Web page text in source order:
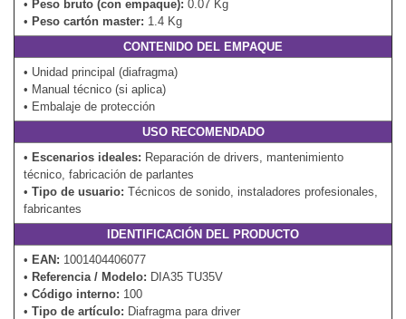
• Peso bruto (con empaque): 0.07 Kg
• Peso cartón master: 1.4 Kg
CONTENIDO DEL EMPAQUE
• Unidad principal (diafragma)
• Manual técnico (si aplica)
• Embalaje de protección
USO RECOMENDADO
• Escenarios ideales: Reparación de drivers, mantenimiento
técnico, fabricación de parlantes
• Tipo de usuario: Técnicos de sonido, instaladores profesionales,
fabricantes
IDENTIFICACIÓN DEL PRODUCTO
• EAN: 1001404406077
• Referencia / Modelo: DIA35 TU35V
• Código interno: 100
• Tipo de artículo: Diafragma para driver